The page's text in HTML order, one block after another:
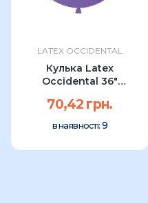
LATEX OCCIDENTAL
Кулька Latex
Occidental 36″
70,42 грн.
в наявності: 9